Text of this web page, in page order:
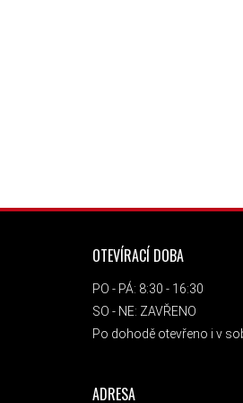
OTEVÍRACÍ DOBA
PO - PÁ: 8:30 - 16:30
SO - NE: ZAVŘENO
Po dohodě otevřeno i v
ADRESA